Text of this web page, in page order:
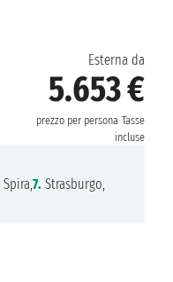
Esterna da
5.653 €
prezzo per persona Tasse
incluse
Spira,7. Strasburgo,